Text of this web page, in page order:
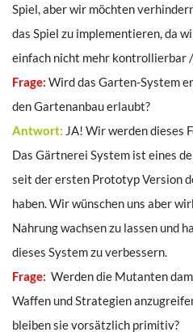
Spiel, aber wir möchten
das Spiel zu implementieren, da
einfach nicht mehr kontrollierbar
Frage: Wird das Garten-System
den Gartenanbau erlaubt?
Antwort: JA! Wir werden dieses
Das Gärtnerei System ist eines
seit der ersten Prototyp Version
haben. Wir wünschen uns aber
Nahrung wachsen zu lassen und
dieses System zu verbessern.
Frage: Werden die Mutanten
Waffen und Strategien
bleiben sie vorsätzlich primitiv?